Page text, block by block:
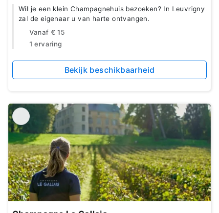
Wil je een klein Champagnehuis bezoeken? In Leuvrigny
zal de eigenaar u van harte ontvangen.
Vanaf € 15
1 ervaring
Bekijk beschikbaarheid